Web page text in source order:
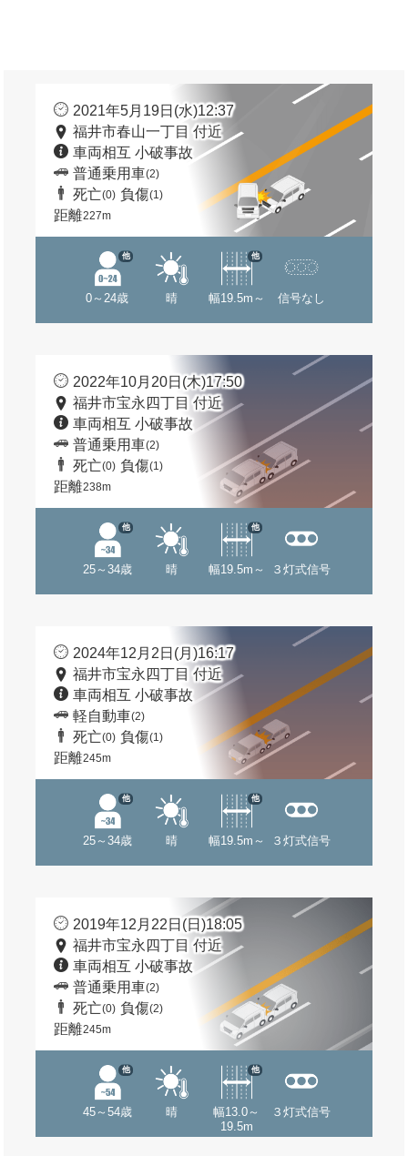
2021年5月19日(水)12:37
福井市春山一丁目 付近
車両相互 小破事故
普通乗用車(2)
死亡(0) 負傷(1)
距離227m
0～24歳
他
晴 幅19.5m～
他
信号なし
2022年10月20日(木)17:50
福井市宝永四丁目 付近
車両相互 小破事故
普通乗用車(2)
死亡(0) 負傷(1)
距離238m
25～34歳
他
晴 幅19.5m～
他
３灯式信号
2024年12月2日(月)16:17
福井市宝永四丁目 付近
車両相互 小破事故
軽自動車(2)
死亡(0) 負傷(1)
距離245m
25～34歳
他
晴 幅19.5m～
他
３灯式信号
2019年12月22日(日)18:05
福井市宝永四丁目 付近
車両相互 小破事故
普通乗用車(2)
死亡(0) 負傷(2)
距離245m
45～54歳
他
晴
幅13.0～
19.5m
他
３灯式信号